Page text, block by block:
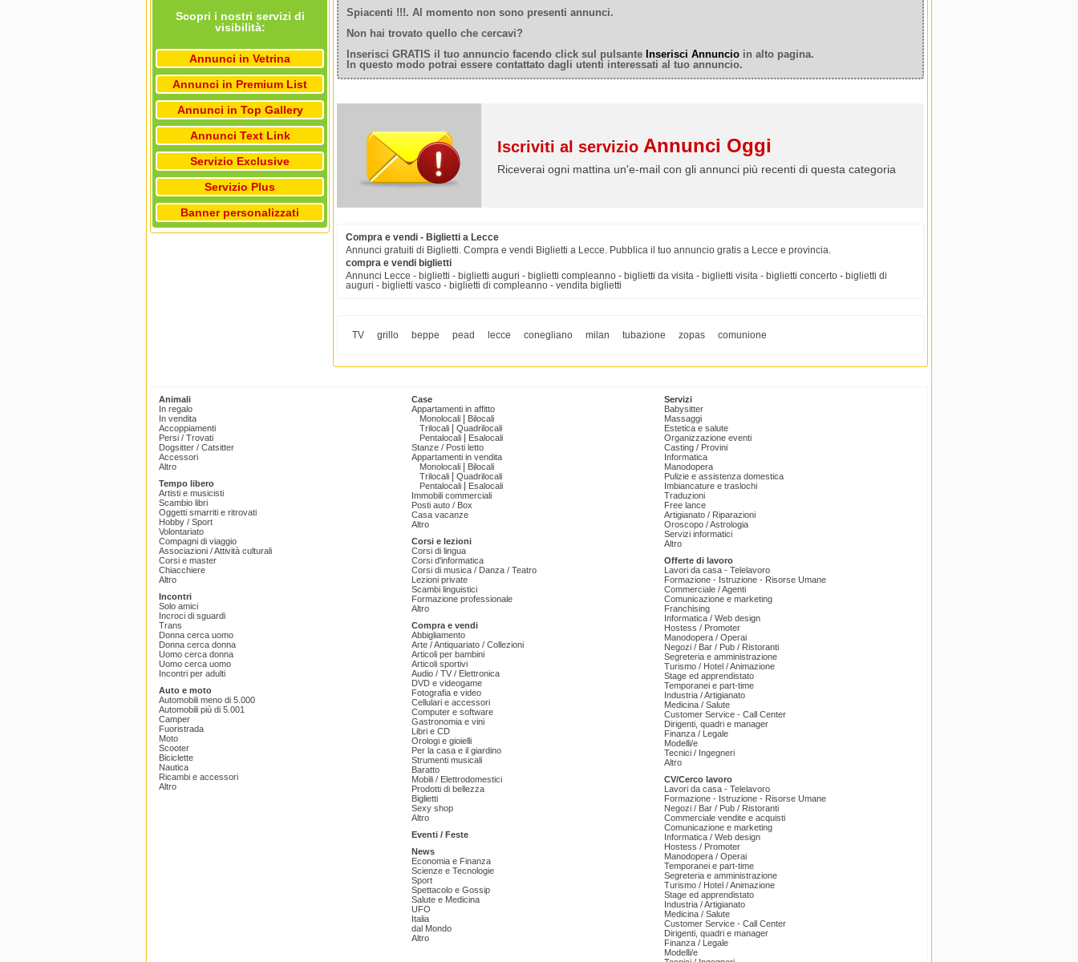
Scopri i nostri servizi di
visibilità:
Annunci in Vetrina
Annunci in Premium List
Annunci in Top Gallery
Annunci Text Link
Servizio Exclusive
Servizio Plus
Banner personalizzati
Spiacenti !!!. Al momento non sono presenti annunci.
Non hai trovato quello che cercavi?
Inserisci GRATIS il tuo annuncio facendo click sul pulsante Inserisci Annuncio in alto pagina.
In questo modo potrai essere contattato dagli utenti interessati al tuo annuncio.
Iscriviti al servizio Annunci Oggi
Riceverai ogni mattina un'e-mail con gli annunci più recenti di questa categoria
Compra e vendi - Biglietti a Lecce
Annunci gratuiti di Biglietti. Compra e vendi Biglietti a Lecce. Pubblica il tuo annuncio gratis a Lecce e provincia.
compra e vendi biglietti
Annunci Lecce - biglietti - biglietti auguri - biglietti compleanno - biglietti da visita - biglietti visita - biglietti concerto - biglietti di
auguri - biglietti vasco - biglietti di compleanno - vendita biglietti
TV grillo beppe pead lecce conegliano milan tubazione zopas comunione
Animali
In regalo
In vendita
Accoppiamenti
Persi / Trovati
Dogsitter / Catsitter
Accessori
Altro
Tempo libero
Artisti e musicisti
Scambio libri
Oggetti smarriti e ritrovati
Hobby / Sport
Volontariato
Compagni di viaggio
Associazioni / Attività culturali
Corsi e master
Chiacchiere
Altro
Incontri
Solo amici
Incroci di sguardi
Trans
Donna cerca uomo
Donna cerca donna
Uomo cerca donna
Uomo cerca uomo
Incontri per adulti
Auto e moto
Automobili meno di 5.000
Automobili più di 5.001
Camper
Fuoristrada
Moto
Scooter
Biciclette
Nautica
Ricambi e accessori
Altro
Case
Appartamenti in affitto
Monolocali
Bilocali
Trilocali
Quadrilocali
Pentalocali
Esalocali
Stanze / Posti letto
Appartamenti in vendita
Monolocali
Bilocali
Trilocali
Quadrilocali
Pentalocali
Esalocali
Immobili commerciali
Posti auto / Box
Casa vacanze
Altro
Corsi e lezioni
Corsi di lingua
Corsi d'informatica
Corsi di musica / Danza / Teatro
Lezioni private
Scambi linguistici
Formazione professionale
Altro
Compra e vendi
Abbigliamento
Arte / Antiquariato / Collezioni
Articoli per bambini
Articoli sportivi
Audio / TV / Elettronica
DVD e videogame
Fotografia e video
Cellulari e accessori
Computer e software
Gastronomia e vini
Libri e CD
Orologi e gioielli
Per la casa e il giardino
Strumenti musicali
Baratto
Mobili / Elettrodomestici
Prodotti di bellezza
Biglietti
Sexy shop
Altro
Eventi / Feste
News
Economia e Finanza
Scienze e Tecnologie
Sport
Spettacolo e Gossip
Salute e Medicina
UFO
Italia
dal Mondo
Altro
Servizi
Babysitter
Massaggi
Estetica e salute
Organizzazione eventi
Casting / Provini
Informatica
Manodopera
Pulizie e assistenza domestica
Imbiancature e traslochi
Traduzioni
Free lance
Artigianato / Riparazioni
Oroscopo / Astrologia
Servizi informatici
Altro
Offerte di lavoro
Lavori da casa - Telelavoro
Formazione - Istruzione - Risorse Umane
Commerciale / Agenti
Comunicazione e marketing
Franchising
Informatica / Web design
Hostess / Promoter
Manodopera / Operai
Negozi / Bar / Pub / Ristoranti
Segreteria e amministrazione
Turismo / Hotel / Animazione
Stage ed apprendistato
Temporanei e part-time
Industria / Artigianato
Medicina / Salute
Customer Service - Call Center
Dirigenti, quadri e manager
Finanza / Legale
Modelli/e
Tecnici / Ingegneri
Altro
CV/Cerco lavoro
Lavori da casa - Telelavoro
Formazione - Istruzione - Risorse Umane
Negozi / Bar / Pub / Ristoranti
Commerciale vendite e acquisti
Comunicazione e marketing
Informatica / Web design
Hostess / Promoter
Manodopera / Operai
Temporanei e part-time
Segreteria e amministrazione
Turismo / Hotel / Animazione
Stage ed apprendistato
Industria / Artigianato
Medicina / Salute
Customer Service - Call Center
Dirigenti, quadri e manager
Finanza / Legale
Modelli/e